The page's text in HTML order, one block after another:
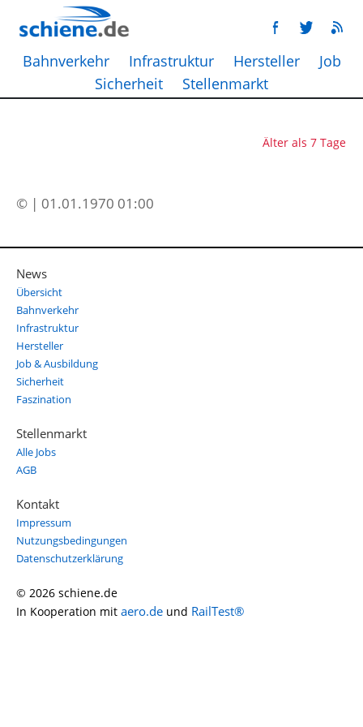
Bahnverkehr Infrastruktur Hersteller
Job
Sicherheit
Stellenmarkt
Älter als 7 Tage
© | 01.01.1970 01:00
News
Übersicht
Bahnverkehr
Infrastruktur
Hersteller
Job & Ausbildung
Sicherheit
Faszination
Stellenmarkt
Alle Jobs
AGB
Kontakt
Impressum
Nutzungsbedingungen
Datenschutzerklärung
© 2026 schiene.de
In Kooperation mit aero.de und RailTest®